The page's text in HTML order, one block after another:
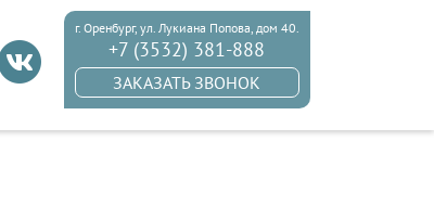
г. Оренбург, ул. Лукиана Попова, дом 40.
+7 (3532) 381-888
ЗАКАЗАТЬ ЗВОНОК